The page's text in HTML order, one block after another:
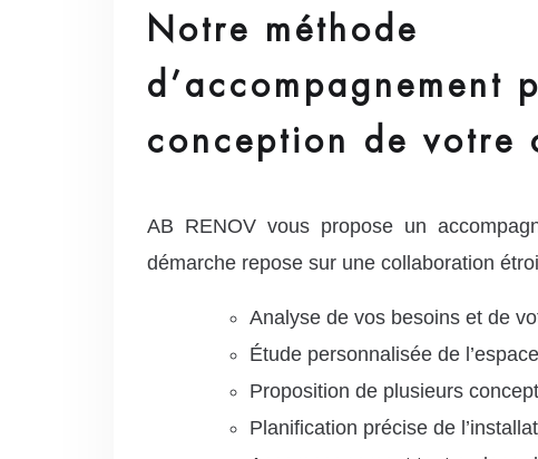
Notre méthode
d’accompagnement
conception de votre
AB RENOV vous propose un
démarche repose sur une collaboration
Analyse de vos besoins et de
Étude personnalisée de
Proposition de plusieurs
Planification précise de